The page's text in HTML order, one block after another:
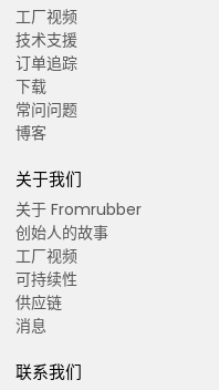
工厂视频
技术支援
订单追踪
下载
常问问题
博客
关于我们
关于 Fromrubber
创始人的故事
工厂视频
可持续性
供应链
消息
联系我们